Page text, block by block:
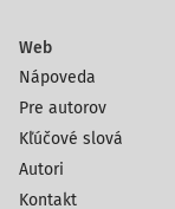
Web
Nápoveda
Pre autorov
Kľúčové slová
Autori
Kontakt